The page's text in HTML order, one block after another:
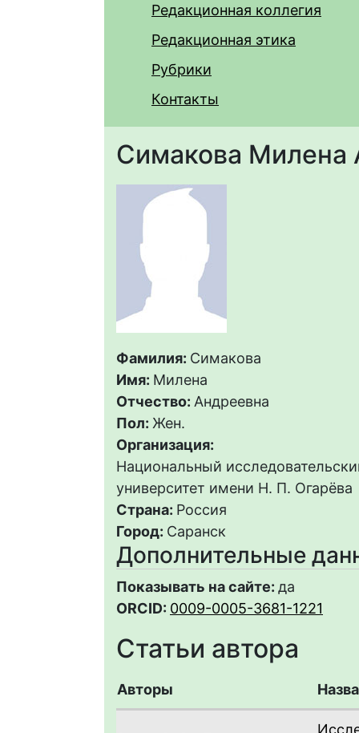
Редакционная коллегия
Редакционная этика
Рубрики
Контакты
Симакова Милена
Фамилия: Симакова
Имя: Милена
Отчество: Андреевна
Пол: Жен.
Организация:
Национальный
университет имени Н. П. Огарёва
Страна: Россия
Город: Саранск
Дополнительные
Показывать на сайте: да
ORCID: 0009-0005-3681-1221
Статьи автора
Авторы